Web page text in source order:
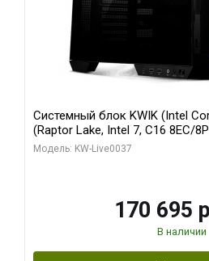
Системный блок KWIK (Intel
(Raptor Lake, Intel 7, C16 8EC/
модуля)/ Gigabyte RTX5070
Модель: KW-Live0037
170 695
В наличии